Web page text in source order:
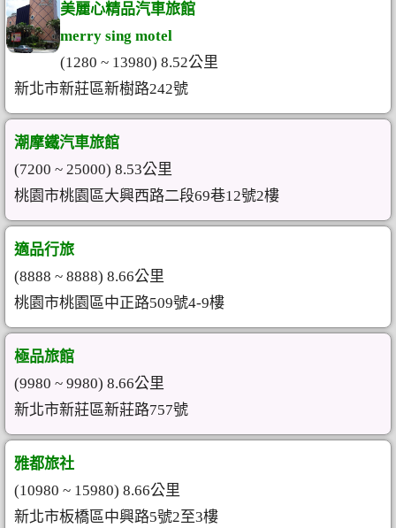
美麗心精品汽車旅館
merry sing motel
(1280 ~ 13980) 8.52公里
新北市新莊區新樹路242號
潮摩鐵汽車旅館
(7200 ~ 25000) 8.53公里
桃園市桃園區大興西路二段69巷12號2樓
適品行旅
(8888 ~ 8888) 8.66公里
桃園市桃園區中正路509號4-9樓
極品旅館
(9980 ~ 9980) 8.66公里
新北市新莊區新莊路757號
雅都旅社
(10980 ~ 15980) 8.66公里
新北市板橋區中興路5號2至3樓